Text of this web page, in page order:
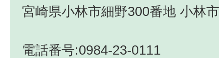
宮崎県小林市細野300番地 小林
電話番号:0984-23-0111